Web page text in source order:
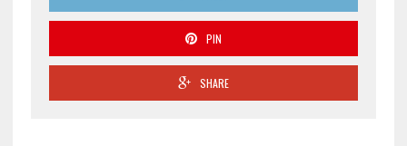
PIN
SHARE